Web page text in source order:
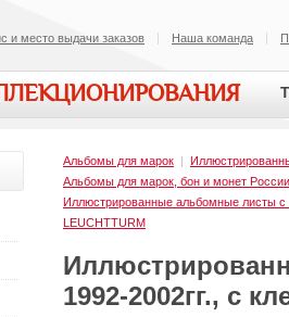
и место выдачи заказов Наша команда
Альбомы для марок |
Альбомы для марок, бон и монет
Иллюстрированные альбомные листы
LEUCHTTURM
1992-2002гг., с